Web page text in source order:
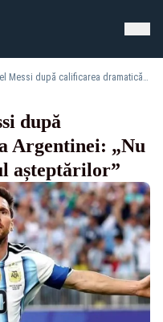
Reacția lui Lionel Messi după calificarea dramatică a Argentinei: „Nu ne-am ridicat la nivelul așteptărilor”
după
Argentinei: „Nu
așteptărilor”